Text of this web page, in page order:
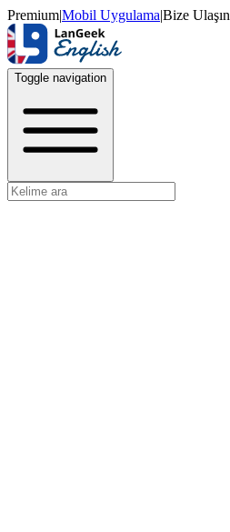
Premium|Mobil Uygulama|Bize Ulaşın
Toggle navigation